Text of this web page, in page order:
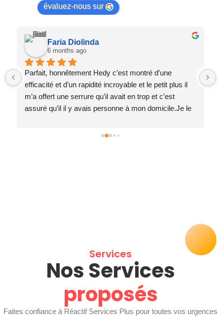
évaluez-nous sur
Faria Diolinda
6 months ago
Parfait, honnêtement Hedy c’est montré d’une
efficacité et d’un rapidité incroyable et le petit plus il
m’a offert une serrure qu’il avait en trop et c’est
assuré qu’il il y avais personne à mon domicile.Je le
Services
Nos Services
proposés
Faites confiance à Réactif Services Plus pour toutes vos urgences